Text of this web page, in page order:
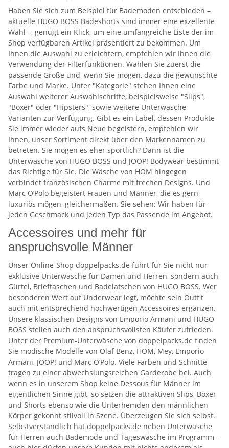
Haben Sie sich zum Beispiel für Bademoden entschieden –
aktuelle HUGO BOSS Badeshorts sind immer eine exzellente
Wahl –, genügt ein Klick, um eine umfangreiche Liste der im
Shop verfügbaren Artikel präsentiert zu bekommen. Um
Ihnen die Auswahl zu erleichtern, empfehlen wir Ihnen die
Verwendung der Filterfunktionen. Wählen Sie zuerst die
passende Größe und, wenn Sie mögen, dazu die gewünschte
Farbe und Marke. Unter "Kategorie" stehen Ihnen eine
Auswahl weiterer Auswahlschritte, beispielsweise "Slips",
"Boxer" oder "Hipsters", sowie weitere Unterwäsche-
Varianten zur Verfügung. Gibt es ein Label, dessen Produkte
Sie immer wieder aufs Neue begeistern, empfehlen wir
Ihnen, unser Sortiment direkt über den Markennamen zu
betreten. Sie mögen es eher sportlich? Dann ist die
Unterwäsche von HUGO BOSS und JOOP! Bodywear bestimmt
das Richtige für Sie. Die Wäsche von HOM hingegen
verbindet französischen Charme mit frechen Designs. Und
Marc O’Polo begeistert Frauen und Männer, die es gern
luxuriös mögen, gleichermaßen. Sie sehen: Wir haben für
jeden Geschmack und jeden Typ das Passende im Angebot.
Accessoires und mehr für
anspruchsvolle Männer
Unser Online-Shop doppelpacks.de führt für Sie nicht nur
exklusive Unterwäsche für Damen und Herren, sondern auch
Gürtel, Brieftaschen und Badelatschen von HUGO BOSS. Wer
besonderen Wert auf Underwear legt, möchte sein Outfit
auch mit entsprechend hochwertigen Accessoires ergänzen.
Unsere klassischen Designs von Emporio Armani und HUGO
BOSS stellen auch den anspruchsvollsten Käufer zufrieden.
Unter der Premium-Unterwäsche von doppelpacks.de finden
Sie modische Modelle von Olaf Benz, HOM, Mey, Emporio
Armani, JOOP! und Marc O’Polo. Viele Farben und Schnitte
tragen zu einer abwechslungsreichen Garderobe bei. Auch
wenn es in unserem Shop keine Dessous für Männer im
eigentlichen Sinne gibt, so setzen die attraktiven Slips, Boxer
und Shorts ebenso wie die Unterhemden den männlichen
Körper gekonnt stilvoll in Szene. Überzeugen Sie sich selbst.
Selbstverständlich hat doppelpacks.de neben Unterwäsche
für Herren auch Bademode und Tageswäsche im Programm –